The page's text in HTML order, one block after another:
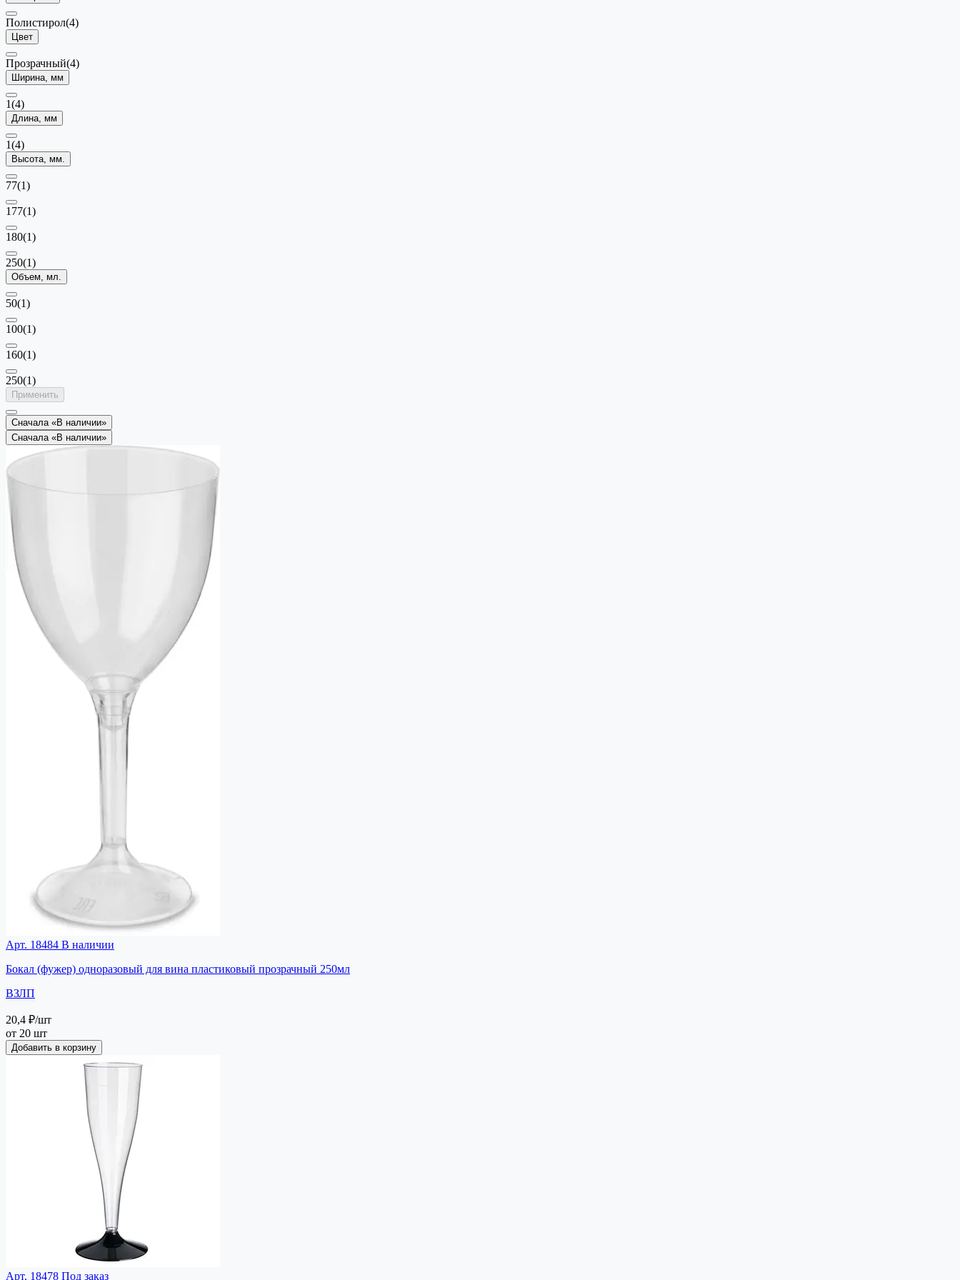
Полистирол(4)
Цвет
Прозрачный(4)
Ширина, мм
1(4)
Длина, мм
1(4)
Высота, мм.
77(1)
177(1)
180(1)
250(1)
Объем, мл.
50(1)
100(1)
160(1)
250(1)
Применить
Сначала «В наличии»
Сначала «В наличии»
Арт. 18484 В наличии
Бокал (фужер) одноразовый для вина пластиковый прозрачный 250мл
ВЗЛП
20,4 ₽/шт
от 20 шт
Добавить в корзину
Арт. 18478 Под заказ